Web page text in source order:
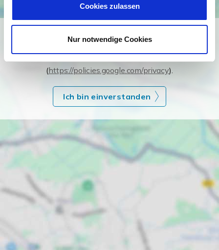
Cookies zulassen
Nur notwendige Cookies
angezeigt werden. Es gelten die
(https://policies.google.com/privacy).
Ich bin einverstanden